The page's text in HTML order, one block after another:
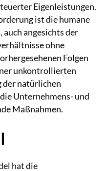
Eigenleistungen.
ist die humane
angesichts der
ohne
Folgen
unkontrollierten
der natürlichen
Unternehmens- und
Maßnahmen.
hat die